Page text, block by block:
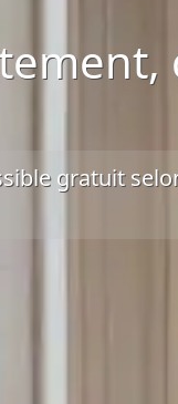
gratuit